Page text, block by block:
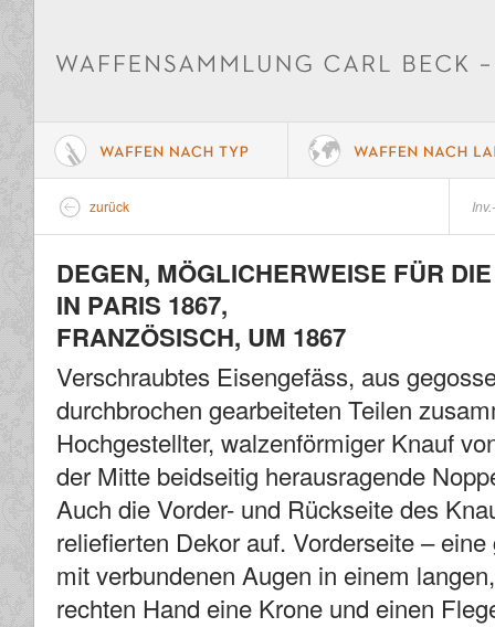
zurück
DEGEN, MÖGLICHERWEISE FÜR
IN PARIS 1867,
FRANZÖSISCH, UM 1867
Verschraubtes Eisengefäss, aus
durchbrochen gearbeiteten Teilen
Hochgestellter, walzenförmiger Knauf
der Mitte beidseitig herausragende
Auch die Vorder- und Rückseite des
reliefierten Dekor auf. Vorderseite –
mit verbundenen Augen in einem
rechten Hand eine Krone und einen